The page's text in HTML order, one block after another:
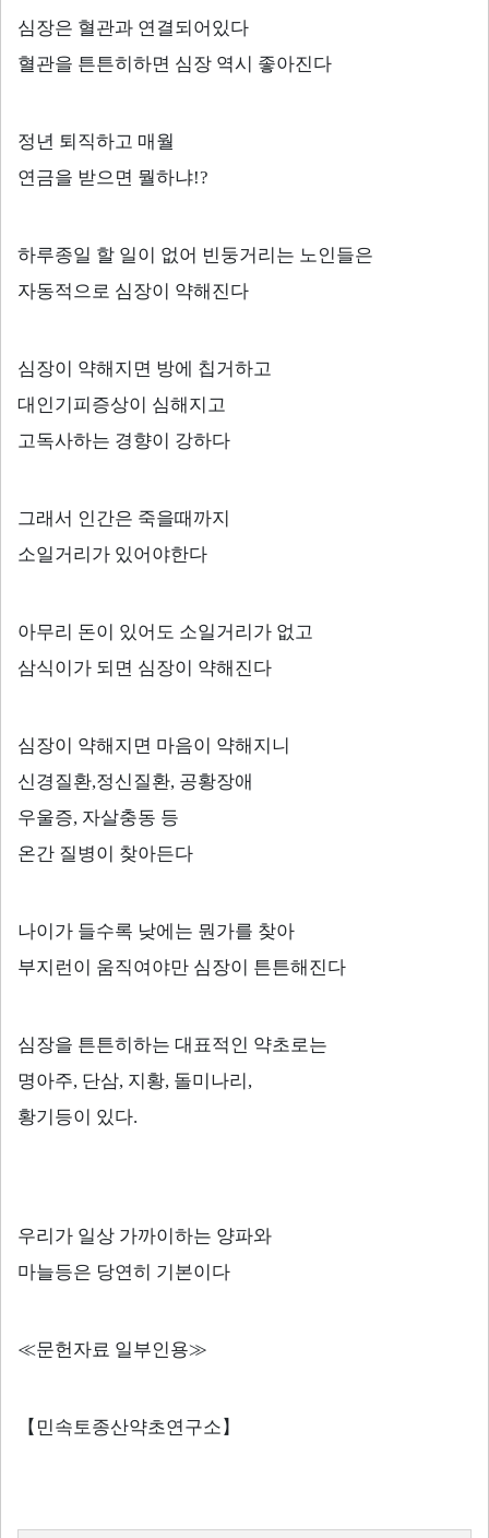
심장은 혈관과 연결되어있다
혈관을 튼튼히하면 심장 역시 좋아진다
정년 퇴직하고 매월
연금을 받으면 뭘하냐!?
하루종일 할 일이 없어 빈둥거리는 노인들은
자동적으로 심장이 약해진다
심장이 약해지면 방에 칩거하고
대인기피증상이 심해지고
고독사하는 경향이 강하다
그래서 인간은 죽을때까지
소일거리가 있어야한다
아무리 돈이 있어도 소일거리가 없고
삼식이가 되면 심장이 약해진다
심장이 약해지면 마음이 약해지니
신경질환,정신질환, 공황장애
우울증, 자살충동 등
온간 질병이 찾아든다
나이가 들수록 낮에는 뭔가를 찾아
부지런이 움직여야만 심장이 튼튼해진다
심장을 튼튼히하는 대표적인 약초로는
명아주, 단삼, 지황, 돌미나리 ,
황기등이 있다.
우리가 일상 가까이하는 양파와
마늘등은 당연히 기본이다
≪문헌자료 일부인용≫
【 민속토종산약초연구소 】